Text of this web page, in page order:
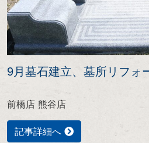
9月墓石建立、墓所リフォ
前橋店 熊谷店
記事詳細へ